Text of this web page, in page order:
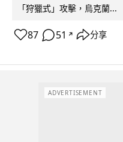
「狩獵式」攻擊，烏克蘭...
87 51 ↗ 分享
ADVERTISEMENT